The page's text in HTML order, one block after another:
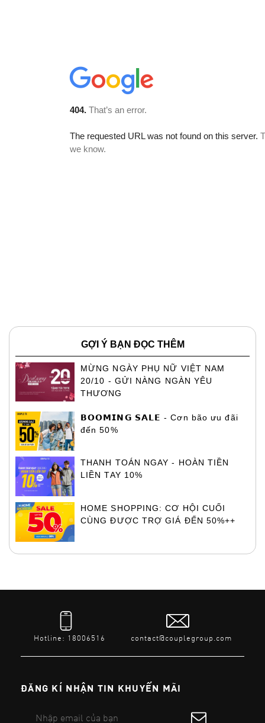
GỢI Ý BẠN ĐỌC THÊM
MỪNG NGÀY PHỤ NỮ VIỆT NAM
20/10 - GỬI NÀNG NGÀN YÊU
THƯƠNG
𝗕𝗢𝗢𝗠𝗜𝗡𝗚 𝗦𝗔𝗟𝗘 - Cơn bão ưu đãi
đến 50%
THANH TOÁN NGAY - HOÀN TIỀN
LIỀN TAY 10%
HOME SHOPPING: CƠ HỘI CUỐI
CÙNG ĐƯỢC TRỢ GIÁ ĐẾN 50%++
Hotline: 18006516 contact@couplegroup.com
ĐĂNG KÍ NHẬN TIN KHUYẾN MÃI